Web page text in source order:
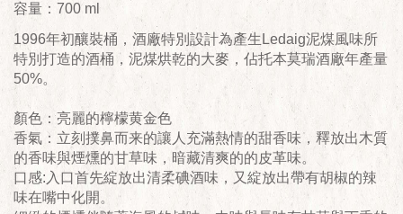
容量：700 ml
1996年初釀裝桶，酒廠特別設計為產生Ledaig泥煤風味所
特別打造的酒桶，泥煤烘乾的大麥，佔托本莫瑞酒廠年產量
50%。
顏色：亮麗的檸檬黄金色
香氣：立刻撲鼻而来的讓人充滿熱情的甜香味，釋放出木質
的香味與煙燻的甘草味，暗藏清爽的的皮革味。
口感:入口首先綻放出清柔碘酒味，又綻放出帶有胡椒的辣
味在嘴中化開。